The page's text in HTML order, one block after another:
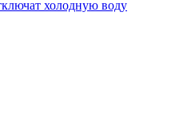
холодную воду